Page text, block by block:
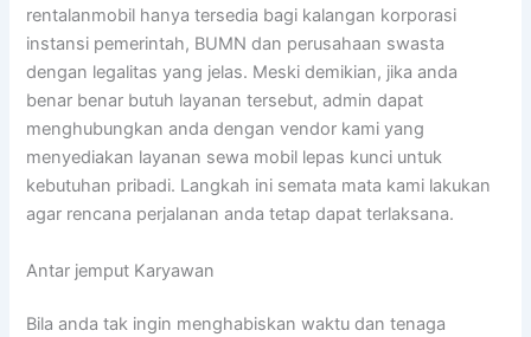
rentalanmobil hanya tersedia bagi kalangan korporasi
instansi pemerintah, BUMN dan perusahaan swasta
dengan legalitas yang jelas. Meski demikian, jika anda
benar benar butuh layanan tersebut, admin dapat
menghubungkan anda dengan vendor kami yang
menyediakan layanan sewa mobil lepas kunci untuk
kebutuhan pribadi. Langkah ini semata mata kami lakukan
agar rencana perjalanan anda tetap dapat terlaksana.
Antar jemput Karyawan
Bila anda tak ingin menghabiskan waktu dan tenaga